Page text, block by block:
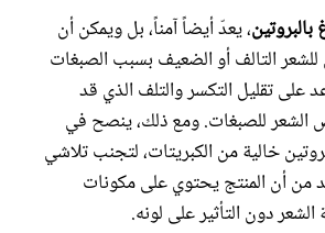
، يعدّ أيضاً آمناً، بل ويمكن أن
للشعر التالف أو الضعيف بسبب الصبغات
على تقليل التكسر والتلف الذي قد
للصبغات. ومع ذلك، ينصح في
خالية من الكبريتات، لتجنب تلاشي
من أن المنتج يحتوي على مكونات
دون التأثير على لونه.